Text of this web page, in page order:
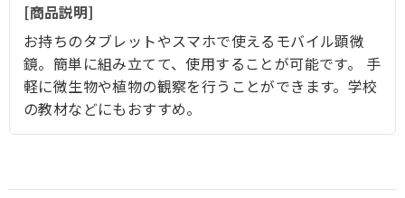
商品説明
お持ちのタブレットやスマホで使えるモバイル顕微
鏡。簡単に組み立てて、使用することが可能です。 手
軽に微生物や植物の観察を行うことができます。学校
の教材などにもおすすめ。